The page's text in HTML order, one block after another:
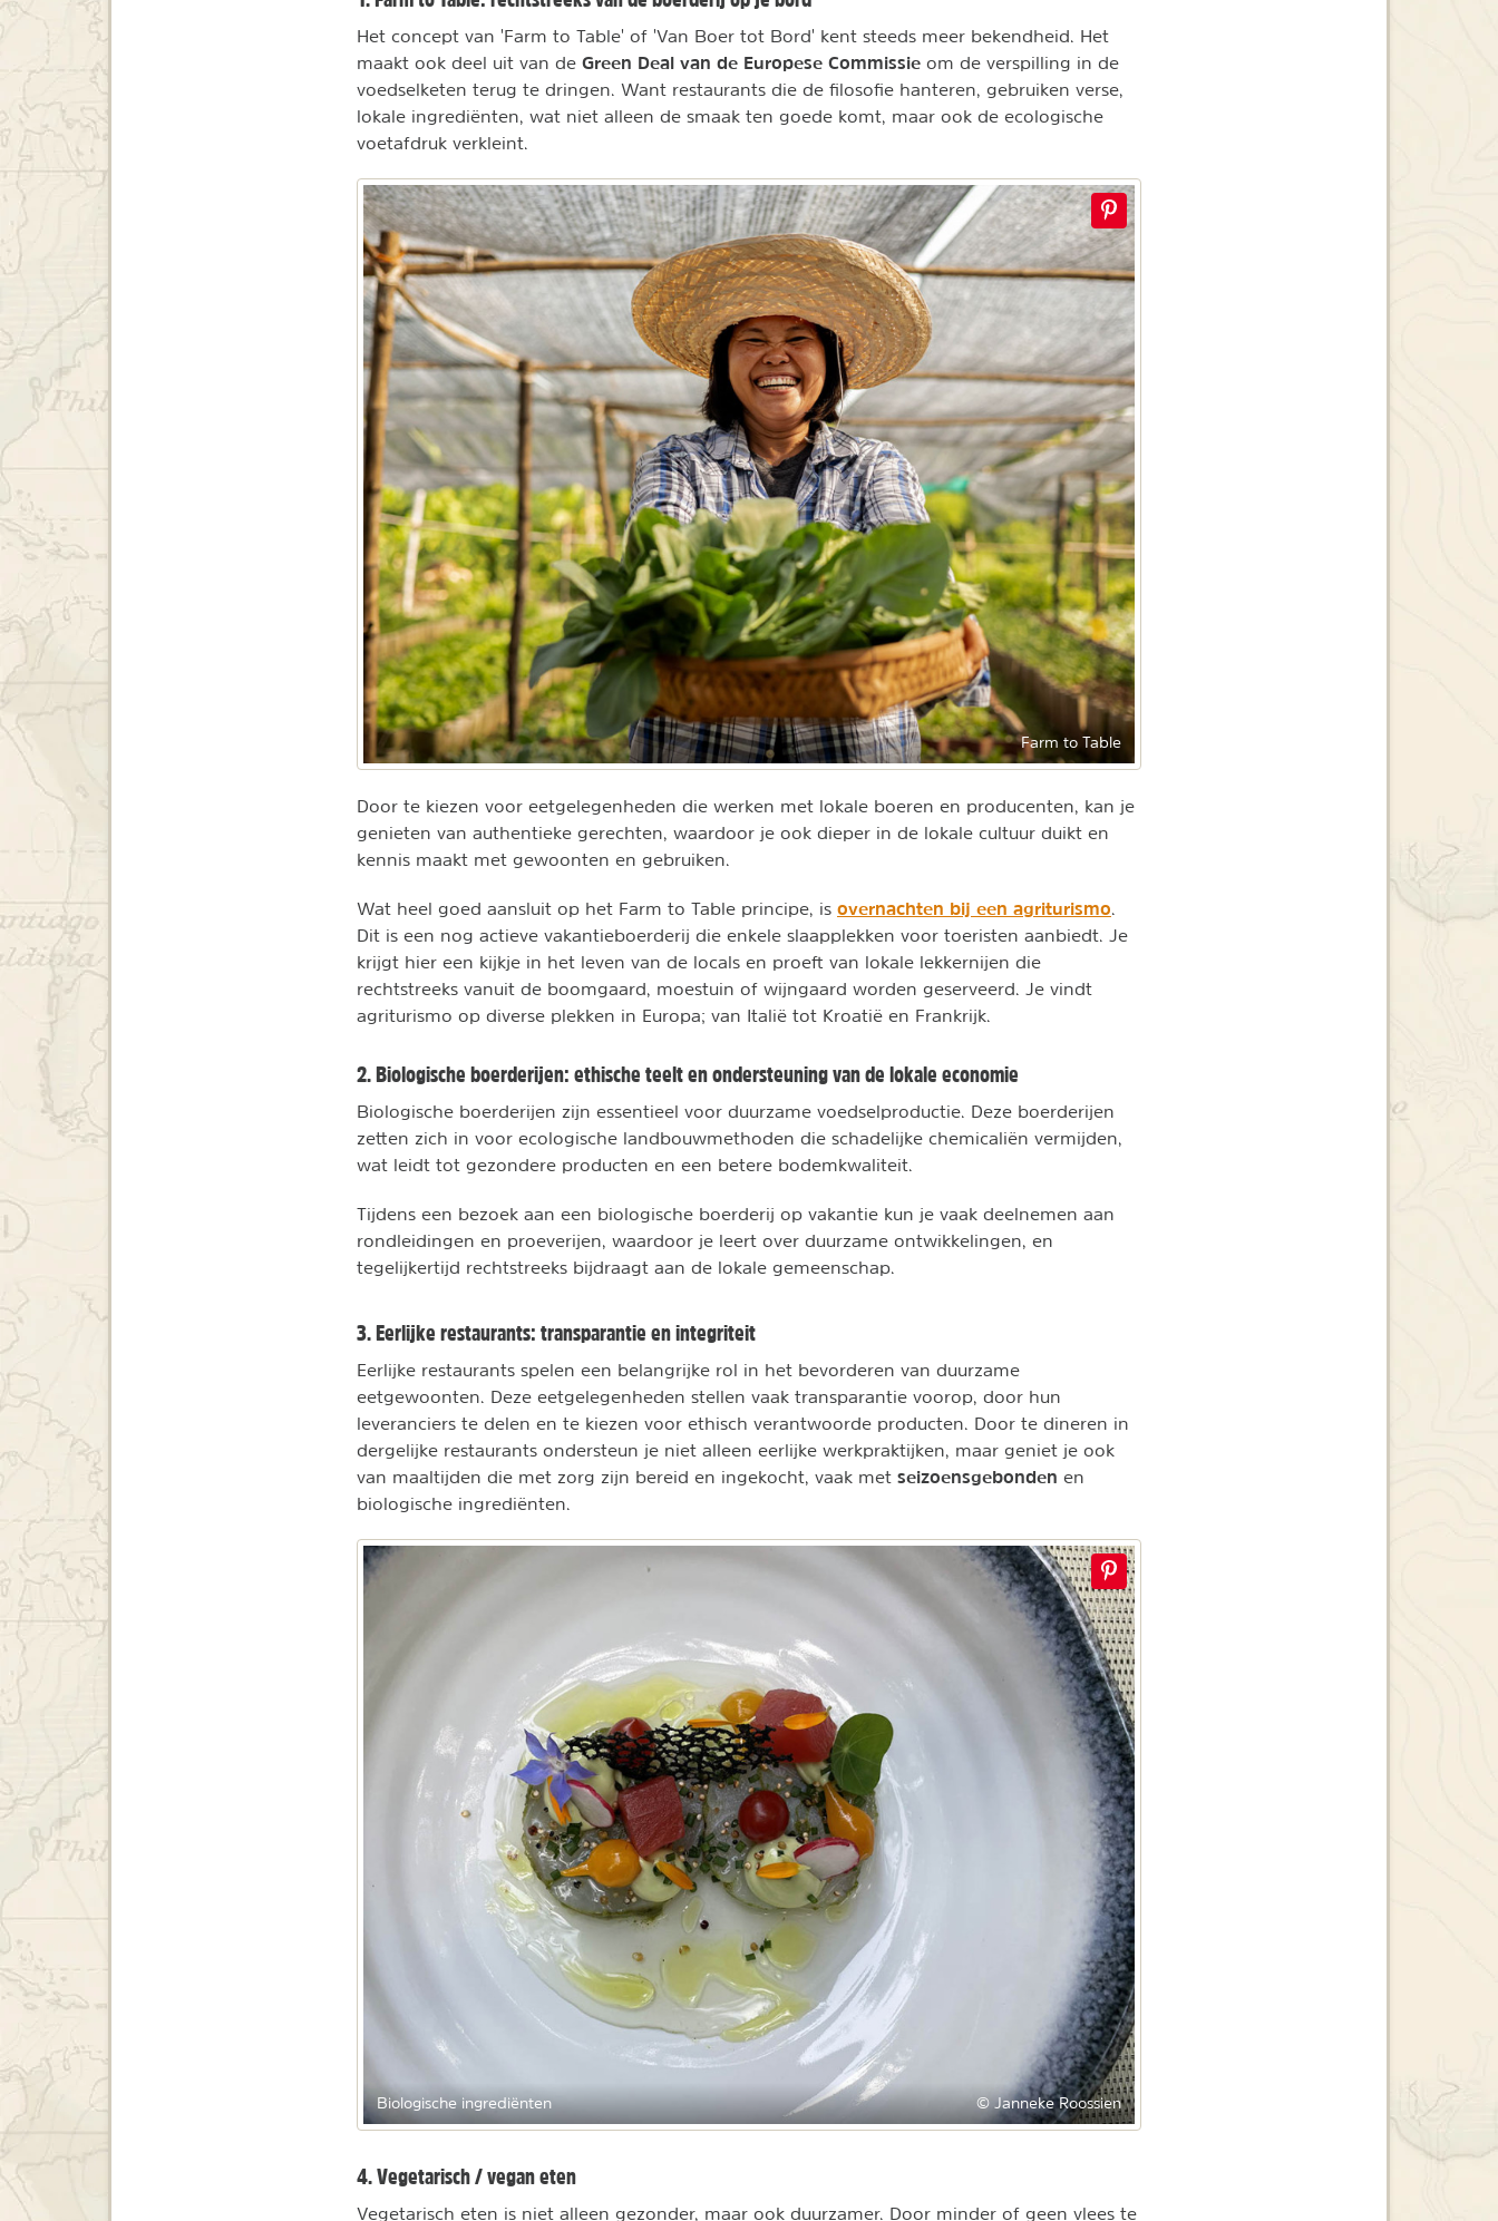
Het concept van 'Farm to Table' of 'Van Boer tot Bord' kent steeds meer bekendheid. Het
maakt ook deel uit van de Green Deal van de Europese Commissie om de verspilling in de
voedselketen terug te dringen. Want restaurants die de filosofie hanteren, gebruiken verse,
lokale ingrediënten, wat niet alleen de smaak ten goede komt, maar ook de ecologische
voetafdruk verkleint.
Farm to Table
Door te kiezen voor eetgelegenheden die werken met lokale boeren en producenten, kan je
genieten van authentieke gerechten, waardoor je ook dieper in de lokale cultuur duikt en
kennis maakt met gewoonten en gebruiken.
Wat heel goed aansluit op het Farm to Table principe, is overnachten bij een agriturismo
Dit is een nog actieve vakantieboerderij die enkele slaapplekken voor toeristen aanbiedt. Je
krijgt hier een kijkje in het leven van de locals en proeft van lokale lekkernijen die
rechtstreeks vanuit de boomgaard, moestuin of wijngaard worden geserveerd. Je vindt
agriturismo op diverse plekken in Europa; van Italië tot Kroatië en Frankrijk.
2. Biologische boerderijen: ethische teelt en ondersteuning van de lokale economie
Biologische boerderijen zijn essentieel voor duurzame voedselproductie. Deze boerderijen
zetten zich in voor ecologische landbouwmethoden die schadelijke chemicaliën vermijden,
wat leidt tot gezondere producten en een betere bodemkwaliteit.
Tijdens een bezoek aan een biologische boerderij op vakantie kun je vaak deelnemen aan
rondleidingen en proeverijen, waardoor je leert over duurzame ontwikkelingen, en
tegelijkertijd rechtstreeks bijdraagt aan de lokale gemeenschap.
3. Eerlijke restaurants: transparantie en integriteit
Eerlijke restaurants spelen een belangrijke rol in het bevorderen van duurzame
eetgewoonten. Deze eetgelegenheden stellen vaak transparantie voorop, door hun
leveranciers te delen en te kiezen voor ethisch verantwoorde producten. Door te dineren in
dergelijke restaurants ondersteun je niet alleen eerlijke werkpraktijken, maar geniet je ook
van maaltijden die met zorg zijn bereid en ingekocht, vaak met seizoensgebonden en
biologische ingrediënten.
Biologische ingrediënten © Janneke Roossien
4. Vegetarisch / vegan eten
Vegetarisch eten is niet alleen gezonder, maar ook duurzamer. Door minder of geen vlees te